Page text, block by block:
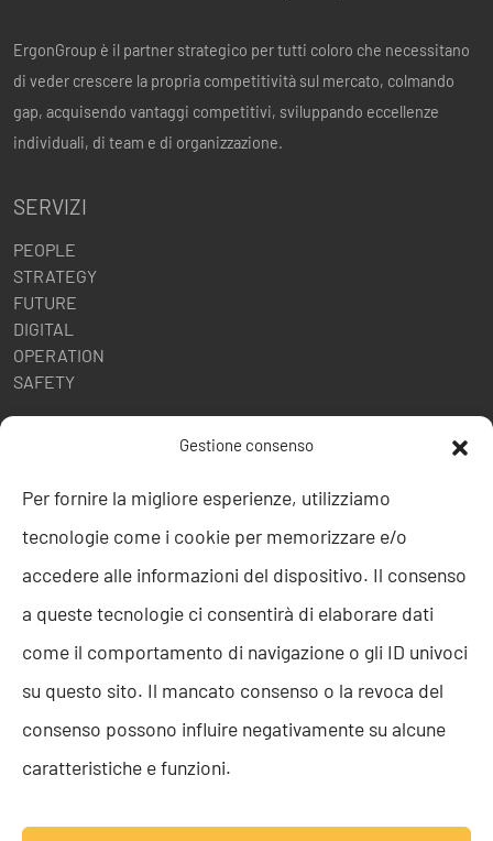
Gestione consenso
Per fornire la migliore esperienze, utilizziamo
tecnologie come i cookie per memorizzare e/o
accedere alle informazioni del dispositivo. Il consenso
a queste tecnologie ci consentirà di elaborare dati
come il comportamento di navigazione o gli ID univoci
su questo sito. Il mancato consenso o la revoca del
consenso possono influire negativamente su alcune
caratteristiche e funzioni.
ErgonGroup è il partner strategico per tutti coloro che necessitano
di veder crescere la propria competitività sul mercato, colmando
gap, acquisendo vantaggi competitivi, sviluppando eccellenze
individuali, di team e di organizzazione.
SERVIZI
PEOPLE
STRATEGY
FUTURE
DIGITAL
OPERATION
SAFETY
POLITICHE AZIENDALI
ISO 9001
ISO 27001
Codice etico
Segnalazione Whistleblowing
Politica per la Parità di Genere
Politica per la sicurezza delle informazioni
TEAM RESOLVE